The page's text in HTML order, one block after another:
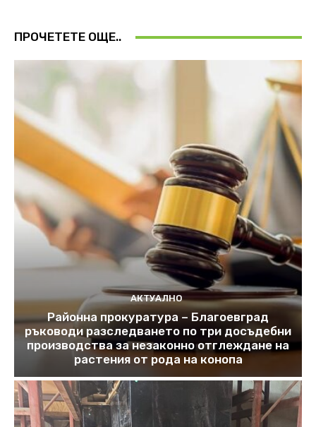
ПРОЧЕТЕТЕ ОЩЕ..
АКТУАЛНО
Районна прокуратура – Благоевград
ръководи разследването по три досъдебни
производства за незаконно отглеждане на
растения от рода на конопа